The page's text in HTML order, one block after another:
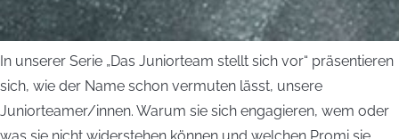
In unserer Serie „Das Juniorteam stellt sich vor“ präsentieren
sich, wie der Name schon vermuten lässt, unsere
Juniorteamer/innen. Warum sie sich engagieren, wem oder